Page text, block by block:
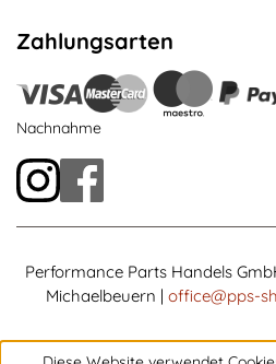
Zahlungsarten
Nachnahme
Performance Parts Handels
Michaelbeuern | office@pps-